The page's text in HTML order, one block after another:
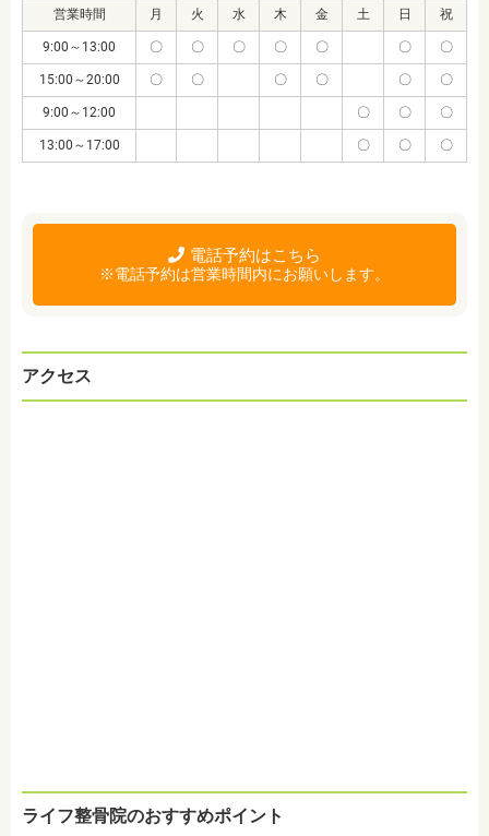
営業時間 月 火 水 木 金 土 日 祝
9:00～13:00 〇 〇 〇 〇 〇 〇 〇
15:00～20:00 〇 〇 〇 〇 〇 〇
9:00～12:00 〇 〇 〇
13:00～17:00 〇 〇 〇
電話予約はこちら
※電話予約は営業時間内にお願いします。
アクセス
ライフ整骨院のおすすめポイント